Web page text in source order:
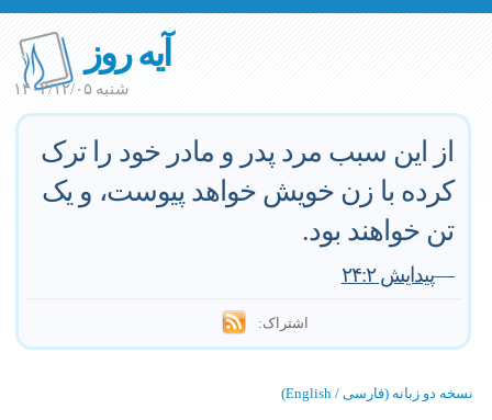
آیه روز
شنبه ۱۴۰۲/۱۲/۰۵
از این سبب مرد پدر و مادر خود را ترک
کرده با زن خویش خواهد پیوست، و یک
تن خواهند بود.
—پیدایش ۲۴:۲
اشتراک:
نسخه دو زبانه (فارسی / English)